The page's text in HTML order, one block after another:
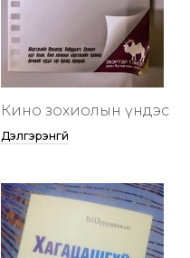
Кино зохиолын үндэс
Дэлгэрэнгүй